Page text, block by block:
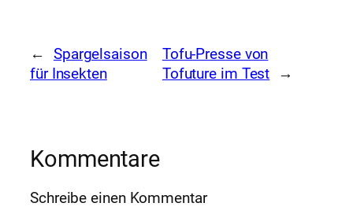
←
Spargelsaison
für Insekten
Tofu-Presse von
Tofuture im Test
→
Kommentare
Schreibe einen Kommentar